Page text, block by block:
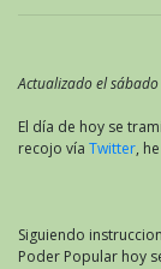
Actualizado el
El día de hoy se
recojo vía Twitter,
Siguiendo
Poder Popular hoy